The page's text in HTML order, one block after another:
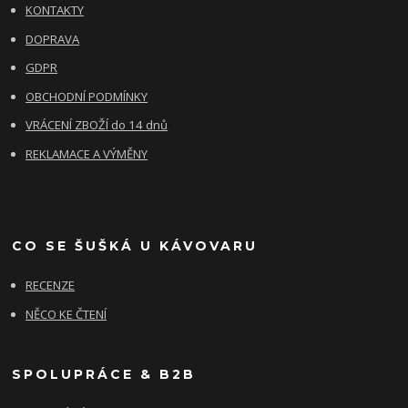
KONTAKTY
DOPRAVA
GDPR
OBCHODNÍ PODMÍNKY
VRÁCENÍ ZBOŽÍ do 14 dnů
REKLAMACE A VÝMĚNY
CO SE ŠUŠKÁ U KÁVOVARU
RECENZE
NĚCO KE ČTENÍ
SPOLUPRÁCE & B2B